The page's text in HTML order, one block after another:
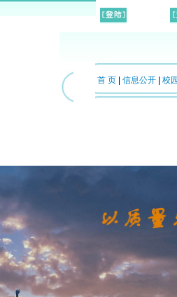
首 页 信息公开 校